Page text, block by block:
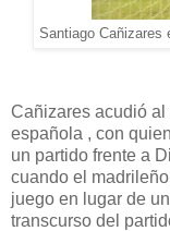
Santiago Cañizares
Cañizares acudió
española , con
un partido frente a
cuando el
juego en lugar de
transcurso del